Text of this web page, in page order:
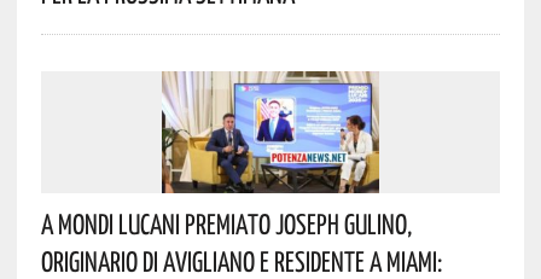
A Mondi Lucani Premiato Joseph Gulino,
Originario Di Avigliano E Residente A Miami: